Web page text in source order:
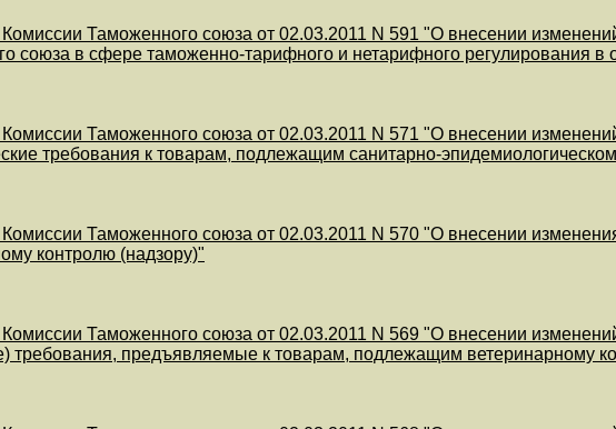
Таможенного союза от 02.03.2011 N 591 "О внесении
союза в сфере таможенно-тарифного и нетарифного регулирования
Таможенного союза от 02.03.2011 N 571 "О внесении
требования к товарам, подлежащим санитарно-
Таможенного союза от 02.03.2011 N 570 "О внесении
контролю (надзору)"
Таможенного союза от 02.03.2011 N 569 "О внесении
требования, предъявляемые к товарам, подлежащим ветеринарному